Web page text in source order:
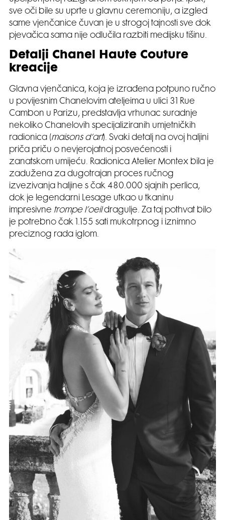
sve oči bile su uprte u glavnu ceremoniju, a izgled
same vjenčanice čuvan je u strogoj tajnosti sve dok
pjevačica sama nije odlučila razbiti medijsku tišinu.
Detalji Chanel Haute Couture
kreacije
Glavna vjenčanica, koja je izrađena potpuno ručno
u povijesnim Chanelovim ateljeima u ulici 31 Rue
Cambon u Parizu, predstavlja vrhunac suradnje
nekoliko Chanelovih specijaliziranih umjetničkih
radionica (maisons d’art). Svaki detalj na ovoj haljini
priča priču o nevjerojatnoj posvećenosti i
zanatskom umijeću. Radionica Atelier Montex bila je
zadužena za dugotrajan proces ručnog
izvezivanja haljine s čak 480.000 sjajnih perlica,
dok je legendarni Lesage utkao u tkaninu
impresivne trompe l’oeildragulje. Za taj pothvat bilo
je potrebno čak 1.155 sati mukotrpnog i iznimno
preciznog rada iglom.